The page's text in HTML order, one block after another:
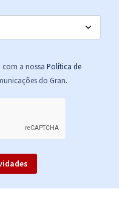
a nossa Política de
do Gran.